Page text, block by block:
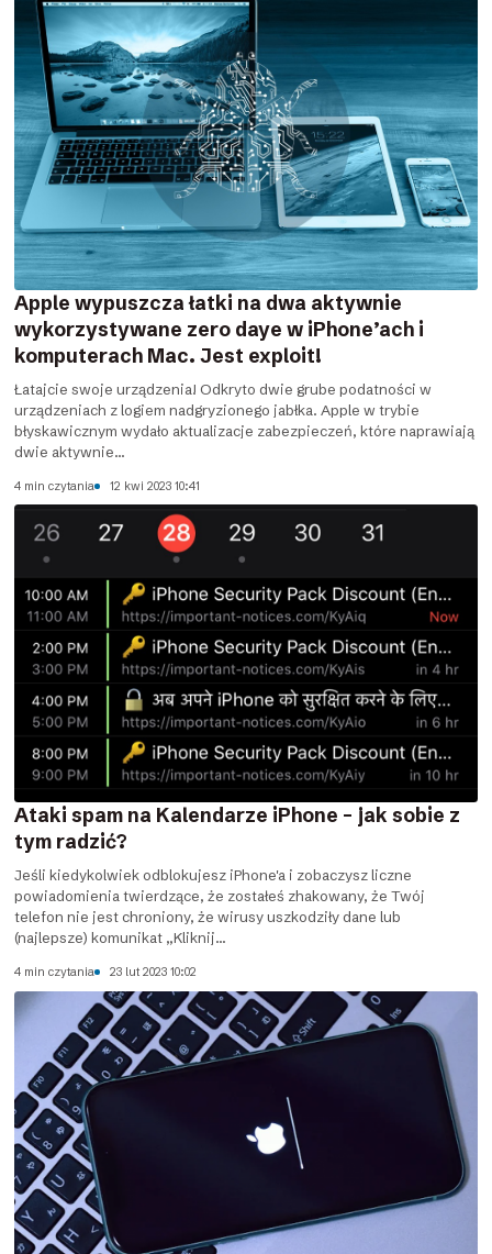
Apple wypuszcza łatki na dwa aktywnie
wykorzystywane zero daye w iPhone’ach i
komputerach Mac. Jest exploit!
Łatajcie swoje urządzenia! Odkryto dwie grube podatności w
urządzeniach z logiem nadgryzionego jabłka. Apple w trybie
błyskawicznym wydało aktualizacje zabezpieczeń, które naprawiają
dwie aktywnie...
4 min czytania 12 kwi 2023 10:41
Ataki spam na Kalendarze iPhone – jak sobie z
tym radzić?
Jeśli kiedykolwiek odblokujesz iPhone'a i zobaczysz liczne
powiadomienia twierdzące, że zostałeś zhakowany, że Twój
telefon nie jest chroniony, że wirusy uszkodziły dane lub
(najlepsze) komunikat „Kliknij...
4 min czytania 23 lut 2023 10:02